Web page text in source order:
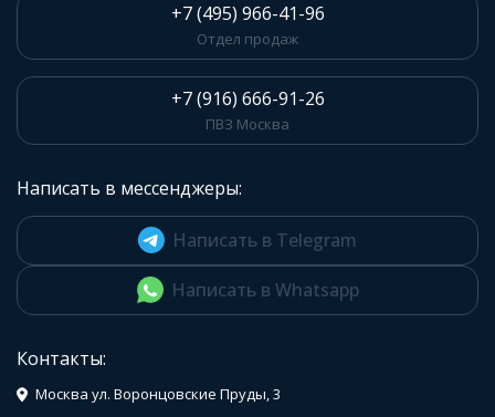
+7 (495) 966-41-96
Отдел продаж
+7 (916) 666-91-26
ПВЗ Москва
Написать в мессенджеры:
Написать в Telegram
Написать в Whatsapp
Контакты:
Москва ул. Воронцовские Пруды, 3